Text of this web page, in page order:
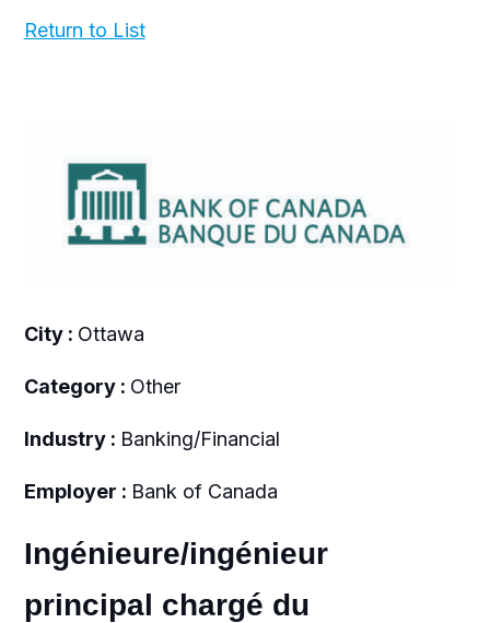
Return to List
City : Ottawa
Category : Other
Industry : Banking/Financial
Employer : Bank of Canada
Ingénieure/ingénieur
principal chargé du